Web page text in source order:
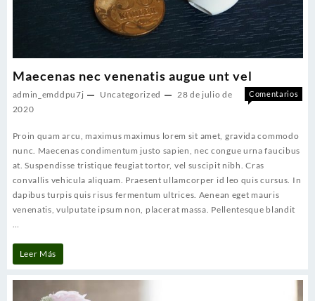
Maecenas nec venenatis augue unt vel
admin_emddpu7j Uncategorized
28 de julio de
2020
Comentarios
desactivados
unt
Proin quam arcu, maximus maximus lorem sit amet, gravida commodo
nunc. Maecenas condimentum justo sapien, nec congue urna faucibus
at. Suspendisse tristique feugiat tortor, vel suscipit nibh. Cras
convallis vehicula aliquam. Praesent ullamcorper id leo quis cursus. In
dapibus turpis quis risus fermentum ultrices. Aenean eget mauris
venenatis, vulputate ipsum non, placerat massa. Pellentesque blandit
Maecenas
venenatis
Leer Más